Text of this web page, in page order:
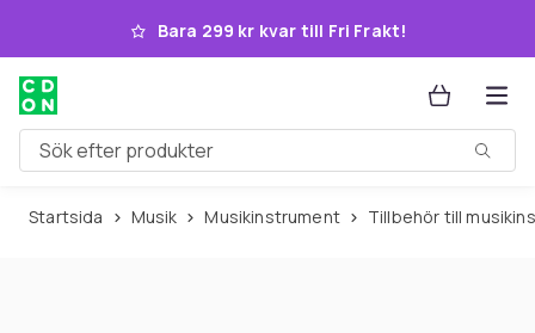
Hoppa till huvudinnehållet
Bara 299 kr kvar till Fri Frakt!
Sök efter produkter
Startsida Musik Musikinstrument Tillbehör till